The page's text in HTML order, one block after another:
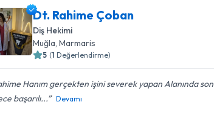
Dt. Rahime Çoban
Diş Hekimi
Muğla , Marmaris
5 (1 Değerlendirme)
Hanım gerçekten işini severek yapan Alanında son
başarılı...
Devamı